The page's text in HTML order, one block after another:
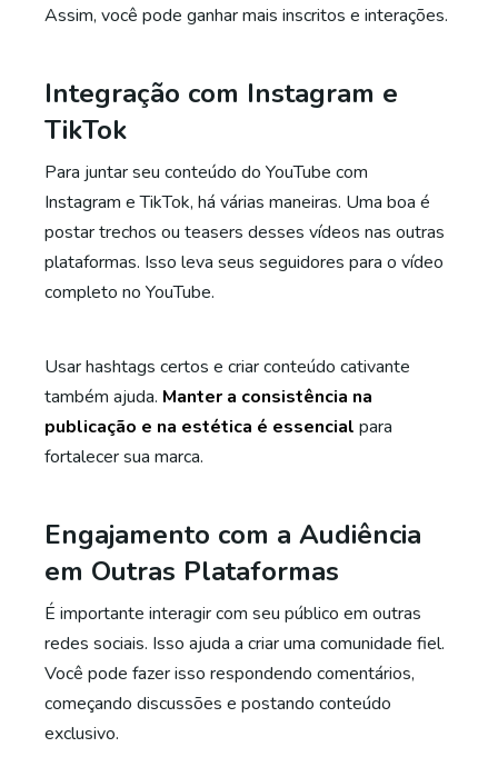
Assim, você pode ganhar mais inscritos e interações.
Integração com Instagram e
TikTok
Para juntar seu conteúdo do YouTube com
Instagram e TikTok, há várias maneiras. Uma boa é
postar trechos ou teasers desses vídeos nas outras
plataformas. Isso leva seus seguidores para o vídeo
completo no YouTube.
Usar hashtags certos e criar conteúdo cativante
também ajuda. Manter a consistência na
publicação e na estética é essencial para
fortalecer sua marca.
Engajamento com a Audiência
em Outras Plataformas
É importante interagir com seu público em outras
redes sociais. Isso ajuda a criar uma comunidade fiel.
Você pode fazer isso respondendo comentários,
começando discussões e postando conteúdo
exclusivo.